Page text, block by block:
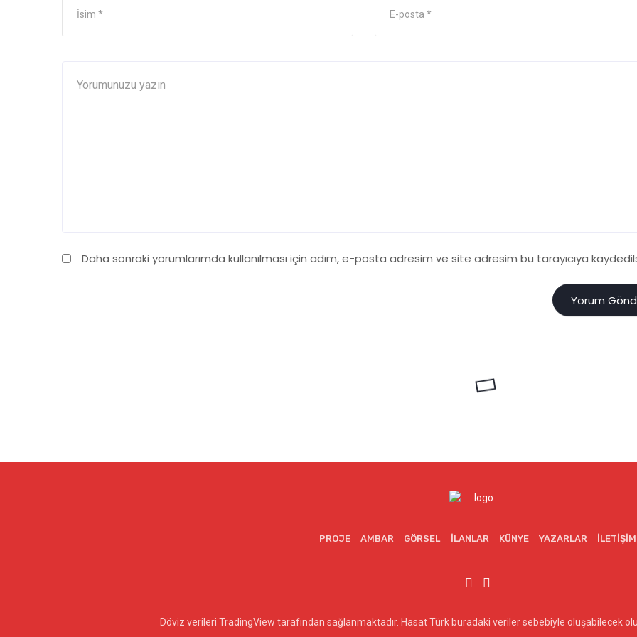
Daha sonraki yorumlarımda kullanılması için adım, e-posta adresim ve site adresim bu tarayıcıya
PROJE AMBAR GÖRSEL İLANLAR KÜNYE YAZARLAR İLETIŞIM
Döviz verileri TradingView tarafından sağlanmaktadır. Hasat Türk buradaki veriler sebebiyle oluşabilecek